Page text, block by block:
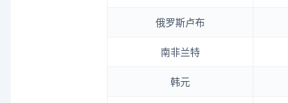
俄罗斯卢布
南非兰特
韩元